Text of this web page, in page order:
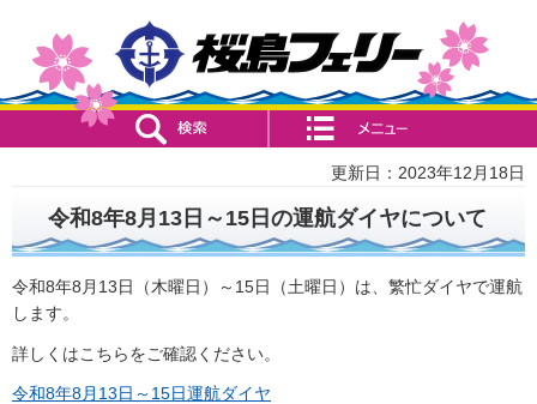
検索・共通メニュー コンテンツメニュー
更新日：2023年12月18日
令和8年8月13日～15日の運航ダイヤについて
令和8年8月13日（木曜日）～15日（土曜日）は、繁忙ダイヤで運航
します。
詳しくはこちらをご確認ください。
令和8年8月13日～15日運航ダイヤ